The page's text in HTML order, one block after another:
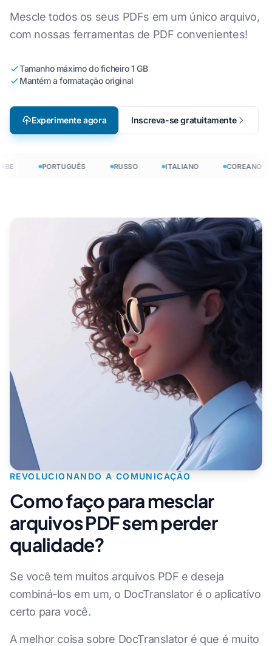
Mescle todos os seus PDFs em um único arquivo,
com nossas ferramentas de PDF convenientes!
Tamanho máximo do ficheiro 1 GB
Mantém a formatação original
Experimente agora Inscreva-se gratuitamente
PORTUGUÊS RUSSO ITALIANO COREANO
REVOLUCIONANDO A COMUNICAÇÃO
Como faço para mesclar
arquivos PDF sem perder
qualidade?
Se você tem muitos arquivos PDF e deseja
combiná-los em um, o DocTranslator é o aplicativo
certo para você.
A melhor coisa sobre DocTranslator é que é muito